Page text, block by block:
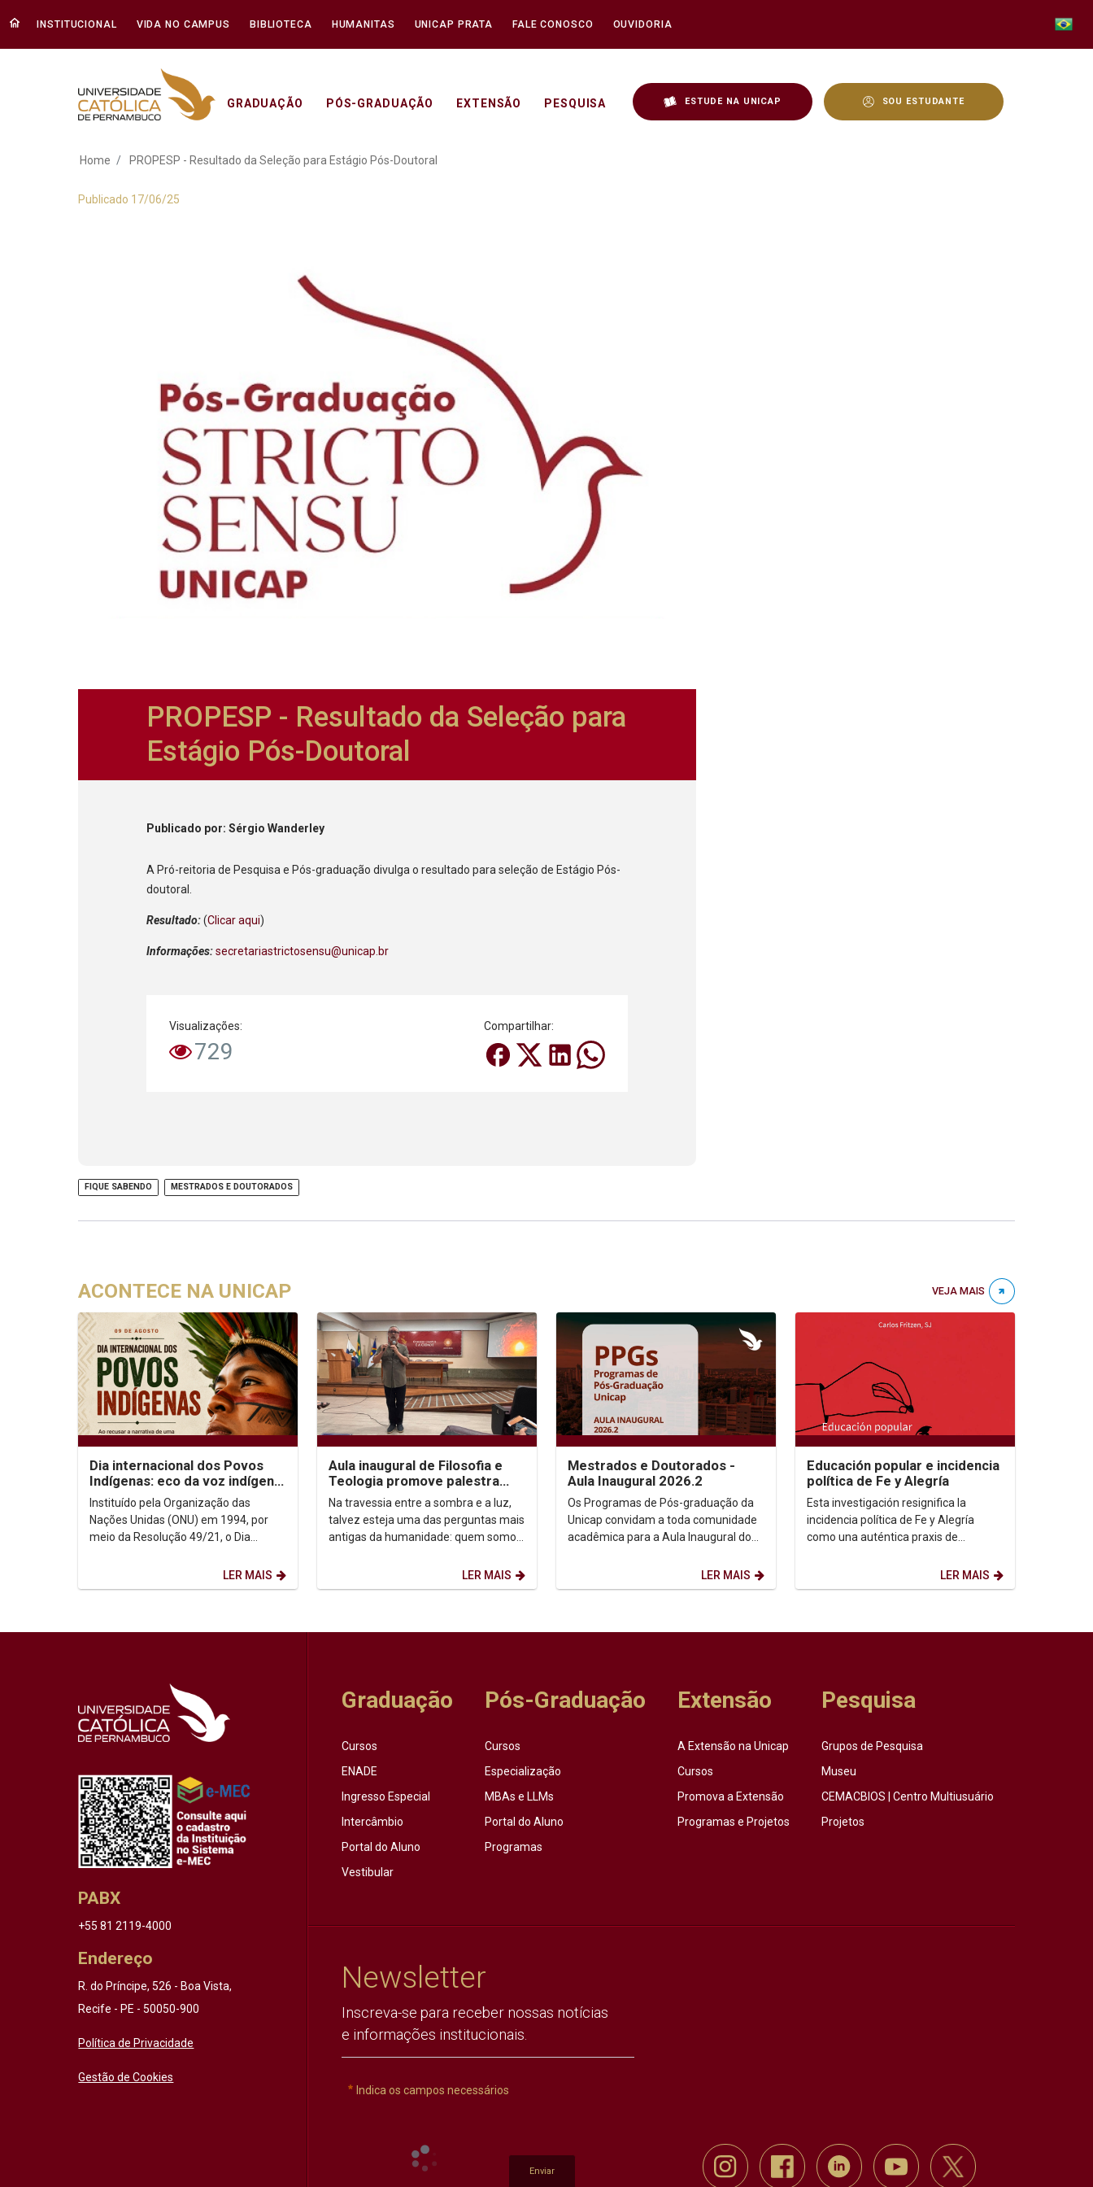
INSTITUCIONAL VIDA NO CAMPUS BIBLIOTECA HUMANITAS UNICAP PRATA FALE CONOSCO OUVIDORIA
GRADUAÇÃO PÓS-GRADUAÇÃO EXTENSÃO PESQUISA ESTUDE NA UNICAP SOU ESTUDANTE
PROPESP - Resultado da Seleção para Estágio Pós-Doutoral - Unicap
Home PROPESP - Resultado da Seleção para Estágio Pós-Doutoral
Publicado 17/06/25
PROPESP - Resultado da Seleção para
Estágio Pós-Doutoral
Publicado por: Sérgio Wanderley
A Pró-reitoria de Pesquisa e Pós-graduação divulga o resultado para seleção de Estágio Pós-
doutoral.
Resultado:(Clicar aqui)
Informações: secretariastrictosensu@unicap.br
Visualizações:
729
Compartilhar:
FIQUE SABENDO MESTRADOS E DOUTORADOS
ACONTECE NA UNICAP VEJA MAIS
Dia internacional dos Povos
Indígenas: eco da voz indígena
no contexto urbano
Instituído pela Organização das
Nações Unidas (ONU) em 1994, por
meio da Resolução 49/21, o Dia
de agosto) firma-se como...LER MAIS
Aula inaugural de Filosofia e
Teologia promove palestra
sobre autoconhecimento
Na travessia entre a sombra e a luz,
talvez esteja uma das perguntas mais
antigas da humanidade: quem somos,
LER MAIS
Mestrados e Doutorados -
Aula Inaugural 2026.2
Os Programas de Pós-graduação da
Unicap convidam a toda comunidade
acadêmica para a Aula Inaugural do
LER MAIS
Educación popular e incidencia
política de Fe y Alegría
Esta investigación resignifica la
incidencia política de Fe y Alegría
como una auténtica praxis de
LER MAIS
PABX
+55 81 2119-4000
Endereço
R. do Príncipe, 526 - Boa Vista,
Recife - PE - 50050-900
Política de Privacidade
Gestão de Cookies
Graduação
Cursos
ENADE
Ingresso Especial
Intercâmbio
Portal do Aluno
Vestibular
Pós-Graduação
Cursos
Especialização
MBAs e LLMs
Portal do Aluno
Programas
Extensão
A Extensão na Unicap
Cursos
Promova a Extensão
Programas e Projetos
Pesquisa
Grupos de Pesquisa
Museu
CEMACBIOS | Centro Multiusuário
Projetos
Newsletter
Inscreva-se para receber nossas notícias
e informações institucionais.
Indica os campos necessários
Enviar